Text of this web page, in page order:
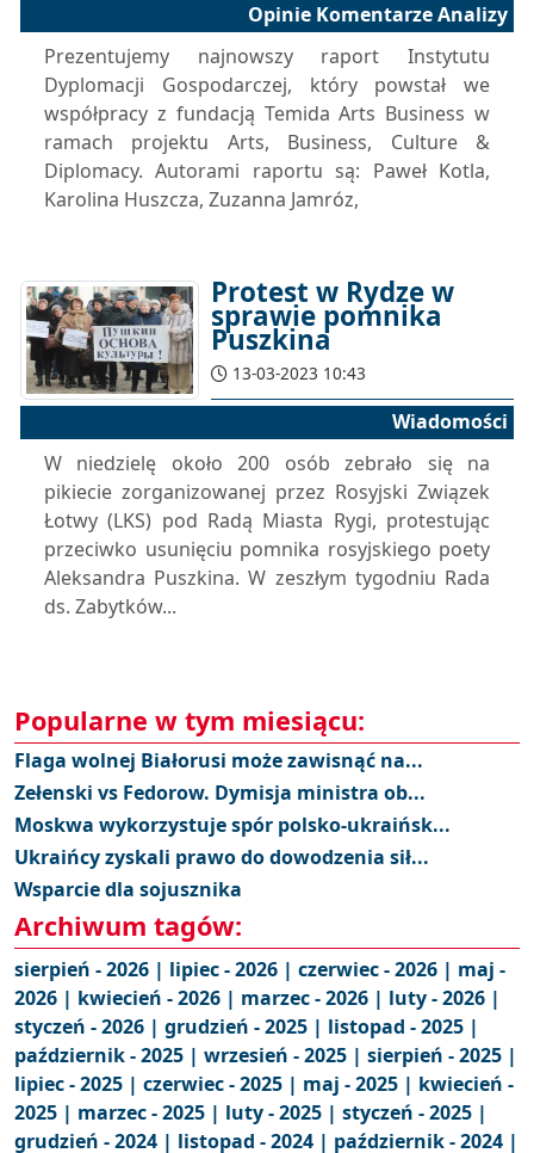
21-03-2023 17:00
Opinie Komentarze Analizy
Prezentujemy najnowszy raport Instytutu
Dyplomacji Gospodarczej, który powstał we
współpracy z fundacją Temida Arts Business w
ramach projektu Arts, Business, Culture &
Diplomacy. Autorami raportu są: Paweł Kotla,
Karolina Huszcza, Zuzanna Jamróz,
Protest w Rydze w
sprawie pomnika
Puszkina
13-03-2023 10:43
Wiadomości
W niedzielę około 200 osób zebrało się na
pikiecie zorganizowanej przez Rosyjski Związek
Łotwy (LKS) pod Radą Miasta Rygi, protestując
przeciwko usunięciu pomnika rosyjskiego poety
Aleksandra Puszkina. W zeszłym tygodniu Rada
ds. Zabytków...
Popularne w tym miesiącu:
Flaga wolnej Białorusi może zawisnąć na...
Zełenski vs Fedorow. Dymisja ministra ob...
Moskwa wykorzystuje spór polsko-ukraińsk...
Ukraińcy zyskali prawo do dowodzenia sił...
Wsparcie dla sojusznika
Archiwum tagów:
sierpień - 2026 | lipiec - 2026 | czerwiec - 2026 | maj -
2026 | kwiecień - 2026 | marzec - 2026 | luty - 2026 |
styczeń - 2026 | grudzień - 2025 | listopad - 2025 |
październik - 2025 | wrzesień - 2025 | sierpień - 2025 |
lipiec - 2025 | czerwiec - 2025 | maj - 2025 | kwiecień -
2025 | marzec - 2025 | luty - 2025 | styczeń - 2025 |
grudzień - 2024 | listopad - 2024 | październik - 2024 |